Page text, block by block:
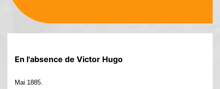
En l'absence de Victor Hugo
Mai 1885.